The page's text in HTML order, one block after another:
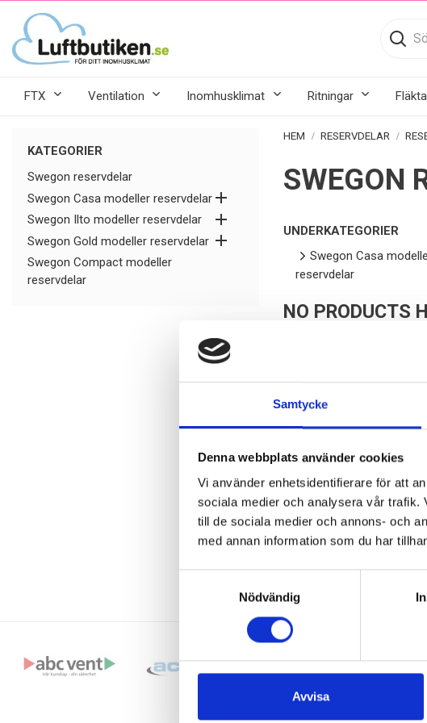
Samtycke
Denna webbplats använder cookies
Vi använder enhetsidentifierare för att
sociala medier och analysera vår trafik.
till de sociala medier och annons- och
med annan information som du har
Nödvändig
Avvisa
FTX Ventilation Inomhusklimat Ritningar
KATEGORIER
Swegon reservdelar
Swegon Casa modeller reservdelar
Swegon Ilto modeller reservdelar 
Swegon Gold modeller reservdelar 
Swegon Compact modeller
reservdelar
HEM RESERVDELAR
SWEGON
UNDERKATEGORIER
Swegon Casa
reservdelar
NO PRODUCTS
Här hittar du reservdelar